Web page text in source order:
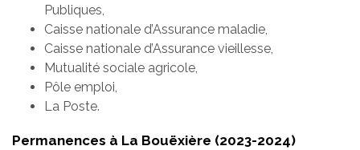
Publiques,
Caisse nationale d’Assurance maladie,
Caisse nationale d’Assurance vieillesse,
Mutualité sociale agricole,
Pôle emploi,
La Poste.
Permanences à La Bouëxière (2023-2024)